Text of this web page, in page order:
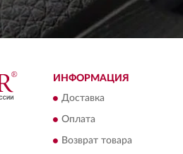
ИНФОРМАЦИЯ
Доставка
Оплата
Возврат товара